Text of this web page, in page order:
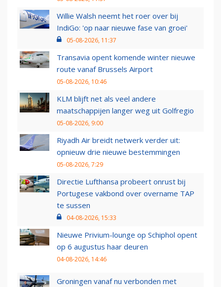
Willie Walsh neemt het roer over bij
IndiGo: 'op naar nieuwe fase van groei'
05-08-2026, 11:37
Transavia opent komende winter nieuwe
route vanaf Brussels Airport
05-08-2026, 10:46
KLM blijft net als veel andere
maatschappijen langer weg uit Golfregio
05-08-2026, 9:00
Riyadh Air breidt netwerk verder uit:
opnieuw drie nieuwe bestemmingen
05-08-2026, 7:29
Directie Lufthansa probeert onrust bij
Portugese vakbond over overname TAP
te sussen
04-08-2026, 15:33
Nieuwe Privium-lounge op Schiphol opent
op 6 augustus haar deuren
04-08-2026, 14:46
Groningen vanaf nu verbonden met